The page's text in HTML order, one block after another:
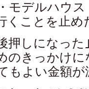
デルハウス
くことを止め
しになった
きっかけに
よい金額が